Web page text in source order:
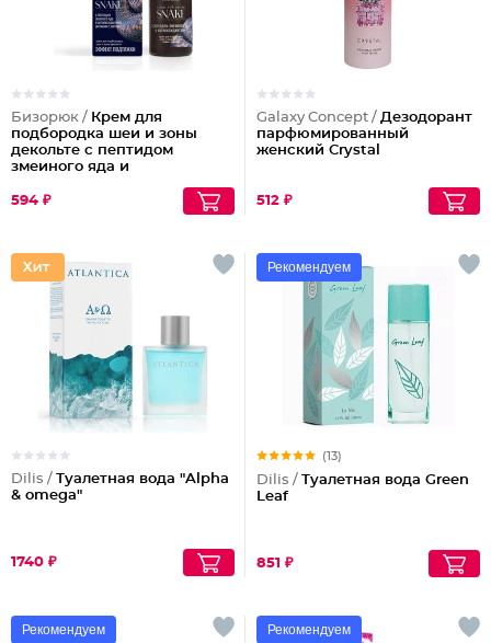
Бизорюк / Крем для
подбородка шеи и зоны
декольте с пептидом
змеиного яда и
594 ₽
Galaxy Concept / Дезодорант
парфюмированный
женский Crystal
512 ₽
Dilis / Туалетная вода "Alpha
& omega"
1740 ₽
Рекомендуем
(13)
Dilis / Туалетная вода Green
Leaf
851 ₽
Рекомендуем Рекомендуем